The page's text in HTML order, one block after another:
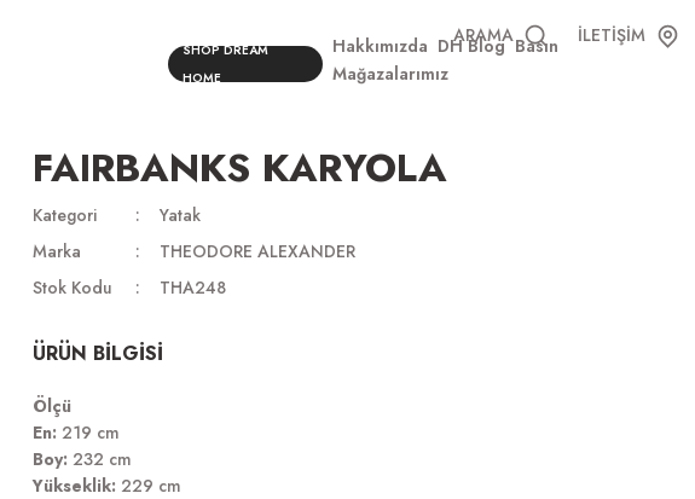
ARAMA
İLETİŞİM
SHOP DREAM
HOME
Hakkımızda DH Blog Basın
Mağazalarımız
FAIRBANKS KARYOLA
Kategori
Yatak
Marka
THEODORE ALEXANDER
Stok Kodu
THA248
ÜRÜN BİLGİSİ
Ölçü
En: 219 cm
Boy: 232 cm
Yükseklik: 229 cm